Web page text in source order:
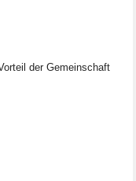
der Gemeinschaft